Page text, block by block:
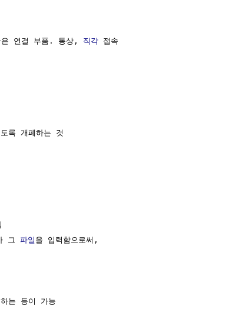
은 연결 부품. 통상, 직각 접속
록 개폐하는 것
그 파일 을 입력함으로써,
하는 등이 가능